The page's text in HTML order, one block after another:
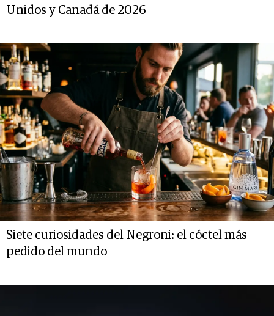
Unidos y Canadá de 2026
Siete curiosidades del Negroni: el cóctel más
pedido del mundo